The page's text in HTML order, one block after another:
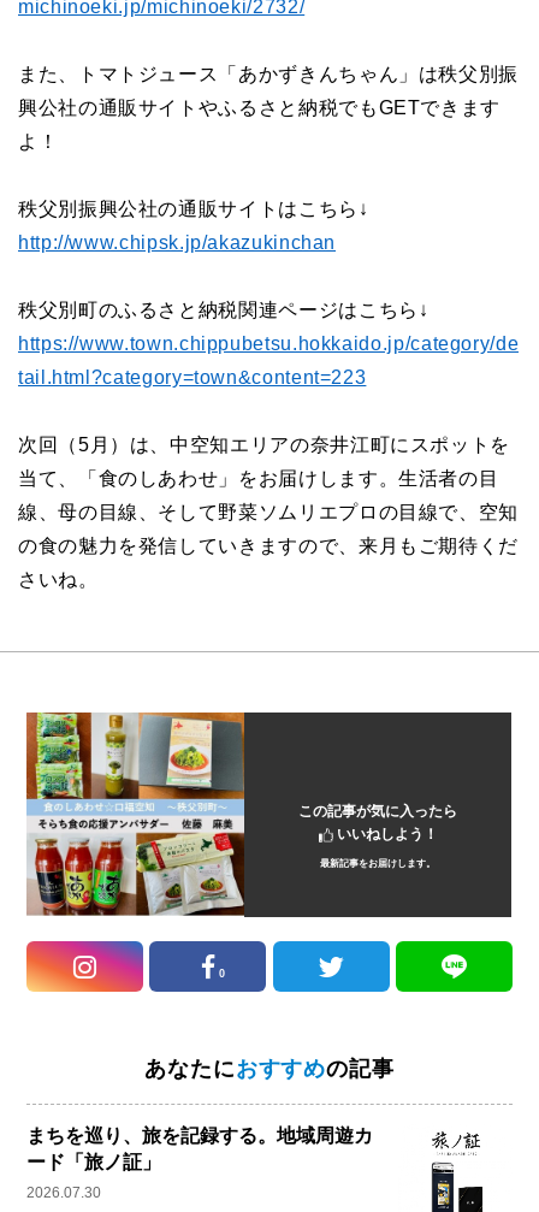
michinoeki.jp/michinoeki/2732/
また、トマトジュース「あかずきんちゃん」は秩父別振
興公社の通販サイトやふるさと納税でもGETできます
よ！
秩父別振興公社の通販サイトはこちら↓
http://www.chipsk.jp/akazukinchan
秩父別町のふるさと納税関連ページはこちら↓
https://www.town.chippubetsu.hokkaido.jp/category/de
tail.html?category=town&content=223
次回（5月）は、中空知エリアの奈井江町にスポットを
当て、「食のしあわせ」をお届けします。生活者の目
線、母の目線、そして野菜ソムリエプロの目線で、空知
の食の魅力を発信していきますので、来月もご期待くだ
さいね。
この記事が気に入ったら
いいねしよう！
最新記事をお届けします。
0
あなたにおすすめの記事
まちを巡り、旅を記録する。地域周遊カ
ード「旅ノ証」
2026.07.30